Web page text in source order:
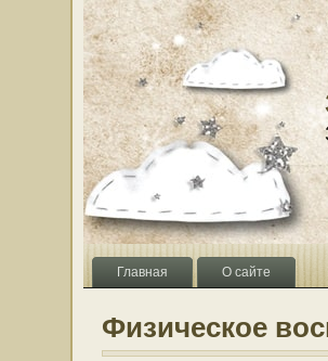
Главная О сайте
Физическое